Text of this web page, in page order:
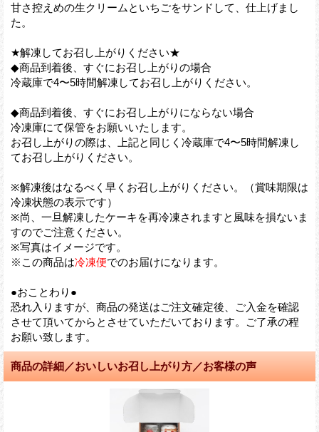
甘さ控えめの生クリームといちごをサンドして、仕上げまし
た。
★解凍してお召し上がりください★
◆商品到着後、すぐにお召し上がりの場合
冷蔵庫で4〜5時間解凍してお召し上がりください。
◆商品到着後、すぐにお召し上がりにならない場合
冷凍庫にて保管をお願いいたします。
お召し上がりの際は、上記と同じく冷蔵庫で4〜5時間解凍し
てお召し上がりください。
※解凍後はなるべく早くお召し上がりください。（賞味期限は
冷凍状態の表示です）
※尚、一旦解凍したケーキを再冷凍されますと風味を損ないま
すのでご注意ください。
※写真はイメージです。
※この商品は冷凍便でのお届けになります。
●おことわり●
恐れ入りますが、商品の発送はご注文確定後、ご入金を確認
させて頂いてからとさせていただいております。ご了承の程
お願い致します。
商品の詳細／おいしいお召し上がり方／お客様の声